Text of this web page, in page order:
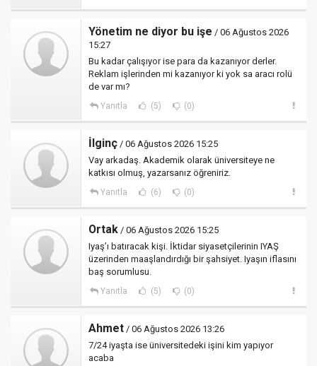
Yönetim ne diyor bu işe / 06 Ağustos 2026
15:27
Bu kadar çalışıyor ise para da kazanıyor derler.
Reklam işlerinden mi kazanıyor ki yok sa aracı rolü
de var mı?
Yanıtla (5) (0)
İlginç / 06 Ağustos 2026 15:25
Vay arkadaş. Akademik olarak üniversiteye ne
katkısı olmuş, yazarsanız öğreniriz.
Yanıtla (6) (0)
Ortak / 06 Ağustos 2026 15:25
Iyaş’ı batıracak kişi. İktidar siyasetçilerinin IYAŞ
üzerinden maaşlandırdığı bir şahsiyet. Iyaşın iflasını
baş sorumlusu.
Yanıtla (5) (0)
Ahmet / 06 Ağustos 2026 13:26
7/24 iyaşta ise üniversitedeki işini kim yapıyor
acaba